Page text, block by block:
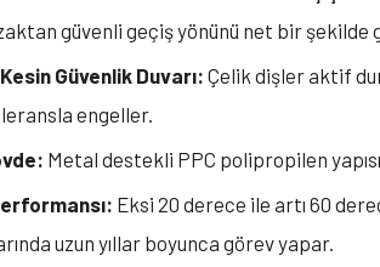
güvenli geçiş yönünü net bir şekilde
Güvenlik Duvarı:Çelik dişler aktif
engeller.
Metal destekli PPC polipropilen
Eksi 20 derece ile artı 60
uzun yıllar boyunca görev yapar.